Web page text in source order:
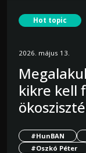
Hot topic
2026. május 13.
kikre kell
#HunBAN
#Oszkó Péter